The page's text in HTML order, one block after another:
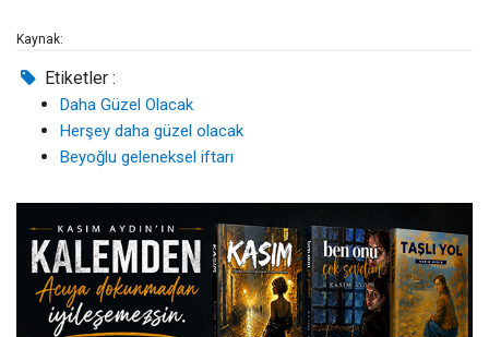
Kaynak:
Etiketler :
Daha Güzel Olacak
Herşey daha güzel olacak
Beyoğlu geleneksel iftarı